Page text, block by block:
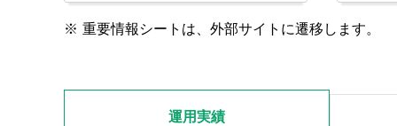
※ 重要情報シートは、外部サイトに遷移します。
運用実績